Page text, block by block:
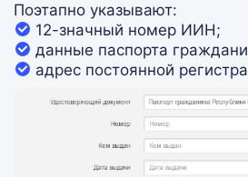
Поэтапно указывают:
12-значный номер ИИН;
данные паспорта
адрес постоянной